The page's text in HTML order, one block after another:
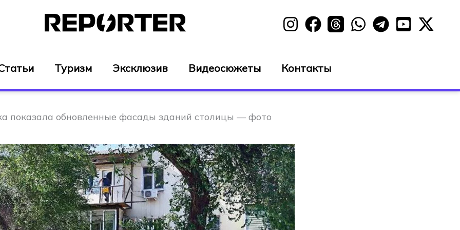
Туризм Эксклюзив Видеосюжеты Контакты
показала обновленные фасады зданий столицы — фото